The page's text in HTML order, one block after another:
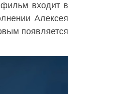
входит в
Алексея
появляется